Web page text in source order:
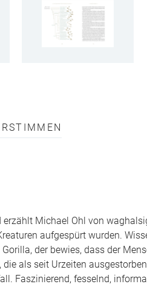
Michael Ohl von
aufgespürt wurden.
der bewies, dass der
als seit Urzeiten
Faszinierend, fesselnd,